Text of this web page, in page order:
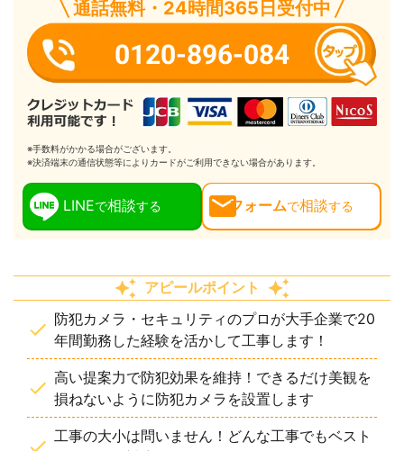
通話無料・24時間365日受付中
0120-896-084
※手数料がかかる場合がございます。
※決済端末の通信状態等によりカードがご利用できない場合があります。
LINEで相談する フォームで相談する
アピールポイント
防犯カメラ・セキュリティのプロが大手企業で20
年間勤務した経験を活かして工事します！
高い提案力で防犯効果を維持！できるだけ美観を
損ねないように防犯カメラを設置します
工事の大小は問いません！どんな工事でもベスト